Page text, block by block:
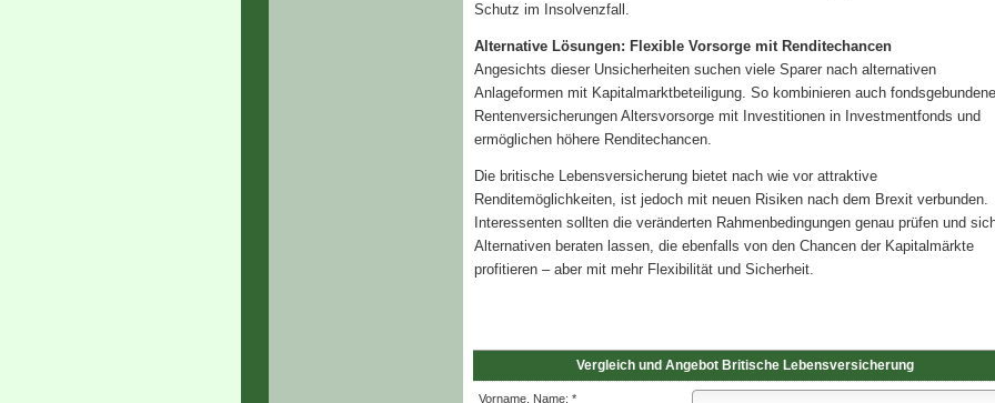
Schutz im Insolvenzfall.
Alternative Lösungen: Flexible Vorsorge mit Renditechancen
Angesichts dieser Unsicherheiten suchen viele Sparer nach alternativen
Anlageformen mit Kapitalmarktbeteiligung. So kombinieren auch fondsgebundene
Rentenversicherungen Alters­vorsorge mit Investitionen in Investmentfonds und
ermöglichen höhere Renditechancen.
Die britische Lebensversicherung bietet nach wie vor attraktive
Renditemöglichkeiten, ist jedoch mit neuen Risiken nach dem Brexit verbunden.
Interessenten sollten die veränderten Rahmenbedingungen genau prüfen und
Alternativen beraten lassen, die ebenfalls von den Chancen der Kapitalmärkte
profitieren – aber mit mehr Flexibilität und Sicherheit.
Vergleich und Angebot Britische Lebensversicherung
Vorname, Name: *